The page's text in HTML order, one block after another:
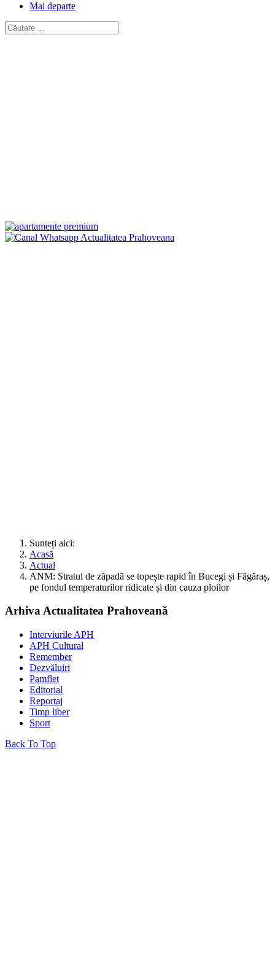
Mai departe
Sunteți aici:
Acasă
Actual
ANM: Stratul de zăpadă se topește rapid în Bucegi și Făgăraș,
pe fondul temperaturilor ridicate și din cauza ploilor
Arhiva Actualitatea Prahoveană
Interviurile APH
APH Cultural
Remember
Dezvăluiri
Pamflet
Editorial
Reportaj
Timp liber
Sport
Back To Top